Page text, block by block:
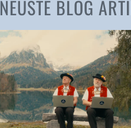
NEUSTE BLOG